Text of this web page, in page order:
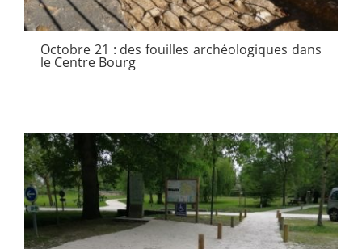
Octobre 21 : des fouilles archéologiques dans
le Centre Bourg